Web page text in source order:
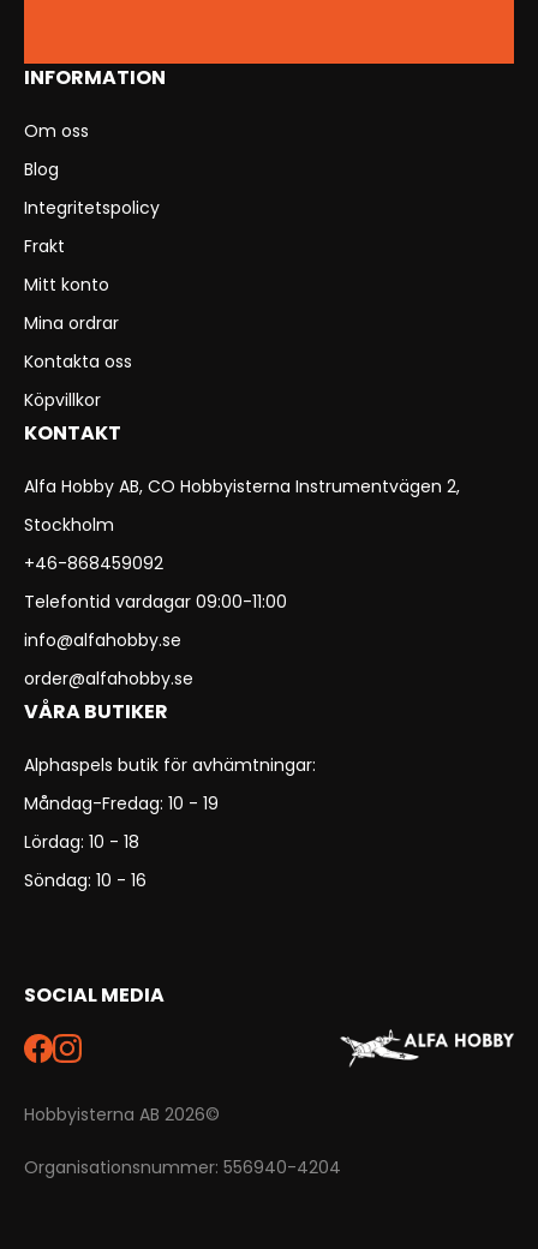
INFORMATION
Om oss
Blog
Integritetspolicy
Frakt
Mitt konto
Mina ordrar
Kontakta oss
Köpvillkor
KONTAKT
Alfa Hobby AB, CO Hobbyisterna Instrumentvägen 2,
Stockholm
+46-868459092
Telefontid vardagar 09:00-11:00
info@alfahobby.se
order@alfahobby.se
VÅRA BUTIKER
Alphaspels butik för avhämtningar:
Måndag-Fredag: 10 - 19
Lördag: 10 - 18
Söndag: 10 - 16
SOCIAL MEDIA
Hobbyisterna AB 2026©
Organisationsnummer: 556940-4204